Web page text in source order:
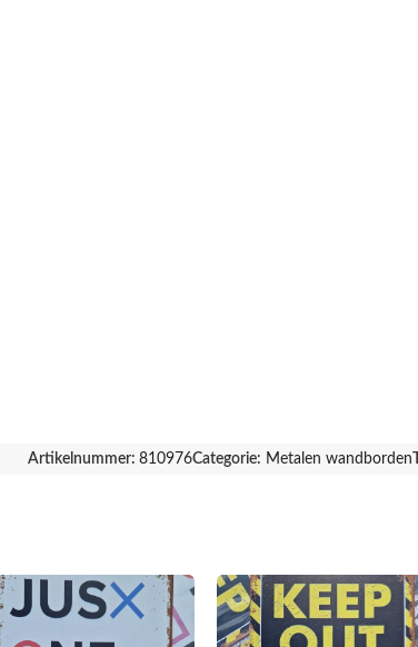
Artikelnummer: 810976Categorie: Metalen wandborden